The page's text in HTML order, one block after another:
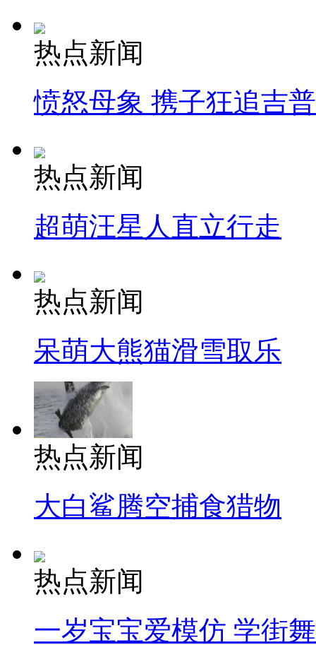
热点新闻
愤怒母象 携子狂追吉
热点新闻
超萌汪星人直立行走
热点新闻
呆萌大熊猫滑雪取乐
热点新闻
大白鲨腾空捕食猎物
热点新闻
一岁宝宝爱模仿 学街